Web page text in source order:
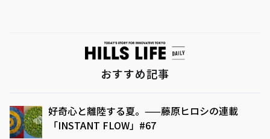
おすすめ記事
好奇心と離陸する夏。——藤原ヒロシの連載
「INSTANT FLOW」#67